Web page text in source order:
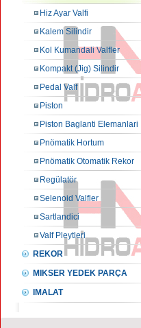
Hiz Ayar Valfi
Kalem Silindir
Kol Kumandali Valfler
Kompakt (Jig) Silindir
Pedal Valf
Piston
Piston Baglanti Elemanlari
Pnömatik Hortum
Pnömatik Otomatik Rekor
Regülatör
Selenoid Valfler
Sartlandici
Valf Pleytleri
REKOR
MIKSER YEDEK PARÇA
IMALAT